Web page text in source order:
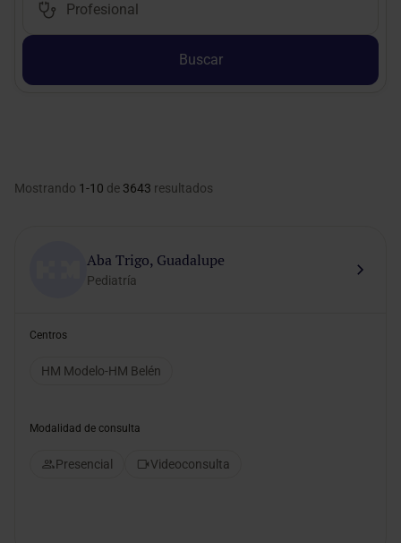
Buscar
Mostrando 1-10 de 3643 resultados
Aba Trigo, Guadalupe
Pediatría
Centros
HM Modelo-HM Belén
Modalidad de consulta
Presencial Videoconsulta